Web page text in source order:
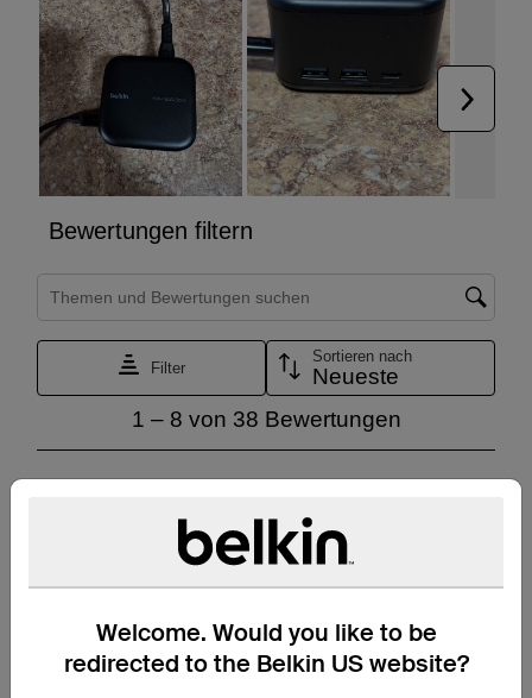
Welcome. Would you like to be
redirected to the Belkin US website?